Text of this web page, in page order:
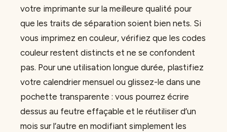
votre imprimante sur la meilleure qualité pour
que les traits de séparation soient bien nets. Si
vous imprimez en couleur, vérifiez que les codes
couleur restent distincts et ne se confondent
pas. Pour une utilisation longue durée, plastifiez
votre calendrier mensuel ou glissez-le dans une
pochette transparente : vous pourrez écrire
dessus au feutre effaçable et le réutiliser d’un
mois sur l’autre en modifiant simplement les